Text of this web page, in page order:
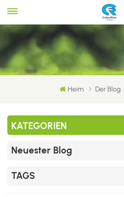
Heim Der Blog
KATEGORIEN
Neuester Blog
TAGS